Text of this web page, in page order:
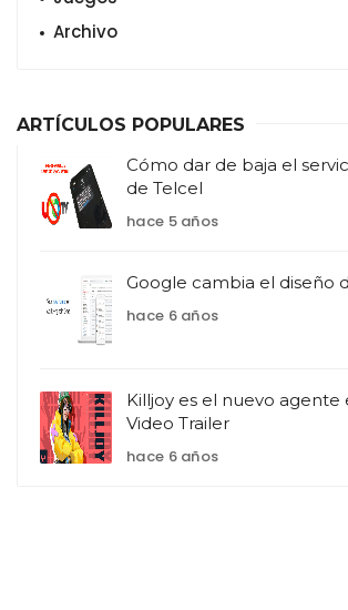
Archivo
ARTÍCULOS POPULARES
Cómo dar de baja el
de Telcel
hace 5 años
Google cambia el diseño
hace 6 años
Killjoy es el nuevo agente
Video Trailer
hace 6 años